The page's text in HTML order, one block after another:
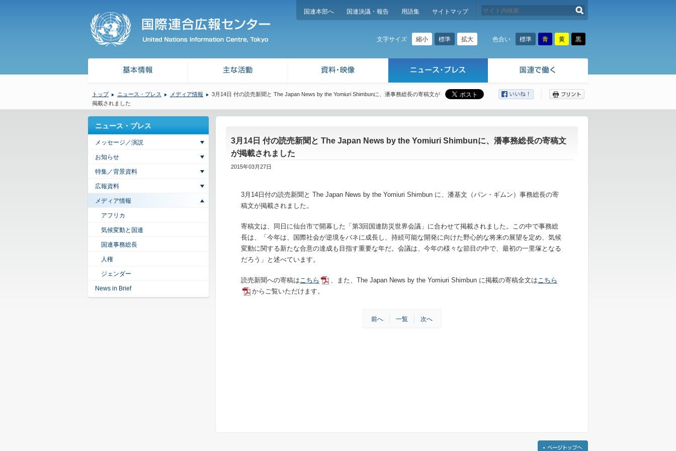
国連本部へ 国連決議・報告 用語集 サイトマップ
文字サイズ 縮小 標準 拡大 色合い 標準 青 黄 黒
トップ ニュース・プレス メディア情報
3月14日 付の読売新聞と The Japan News by the Yomiuri Shimbunに、潘事務総長の寄稿文が
掲載されました
3月14日 付の読売新聞と The Japan News by the Yomiuri Shimbunに、潘事務総長の寄稿文
が掲載されました
2015年03月27日
3月14日付の読売新聞と The Japan News by the Yomiuri Shimbun に、潘基文（パン・ギムン）事務総長の寄
稿文が掲載されました。
寄稿文は、同日に仙台市で開幕した「第3回国連防災世界会議」に合わせて掲載されました。この中で事務総
長は、「今年は、国際社会が逆境をバネに成長し、持続可能な開発に向けた野心的な将来の展望を定め、気候
変動に関する新たな合意の達成も目指す重要な年だ。会議は、今年の様々な節目の中で、最初の一里塚となる
だろう」と述べています。
読売新聞への寄稿はこちら 、また、The Japan News by the Yomiuri Shimbun に掲載の寄稿全文はこちら
からご覧いただけます。
前へ 一覧 次へ
ニュース・プレス
メッセージ／演説
お知らせ
特集／背景資料
広報資料
メディア情報
アフリカ
気候変動と国連
国連事務総長
人権
ジェンダー
News in Brief